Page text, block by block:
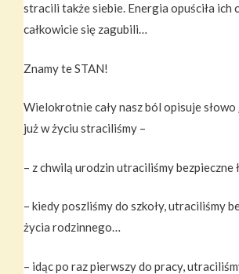
stracili także siebie. Energia opuściła ich
całkowicie się zagubili…
Znamy te STAN!
Wielokrotnie cały nasz ból opisuje słowo
już w życiu straciliśmy –
– z chwilą urodzin utraciliśmy bezpieczne
– kiedy poszliśmy do szkoły, utraciliśmy
życia rodzinnego…
– idąc po raz pierwszy do pracy,